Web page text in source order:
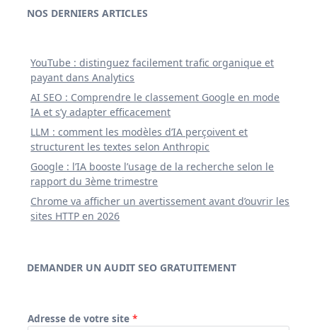
NOS DERNIERS ARTICLES
YouTube : distinguez facilement trafic organique et
payant dans Analytics
AI SEO : Comprendre le classement Google en mode
IA et s’y adapter efficacement
LLM : comment les modèles d’IA perçoivent et
structurent les textes selon Anthropic
Google : l’IA booste l’usage de la recherche selon le
rapport du 3ème trimestre
Chrome va afficher un avertissement avant d’ouvrir les
sites HTTP en 2026
DEMANDER UN AUDIT SEO GRATUITEMENT
Adresse de votre site *